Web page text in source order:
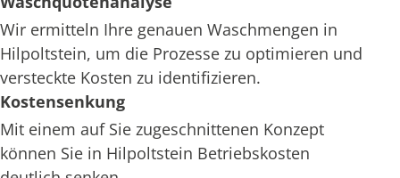
Wir ermitteln Ihre genauen Waschmengen in
Hilpoltstein, um die Prozesse zu optimieren und
versteckte Kosten zu identifizieren.
Kostensenkung
Mit einem auf Sie zugeschnittenen Konzept
können Sie in Hilpoltstein Betriebskosten